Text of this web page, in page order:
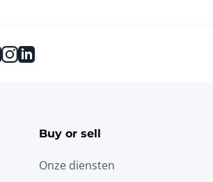
facebook
instagram
linkedin
Buy or sell
Onze diensten